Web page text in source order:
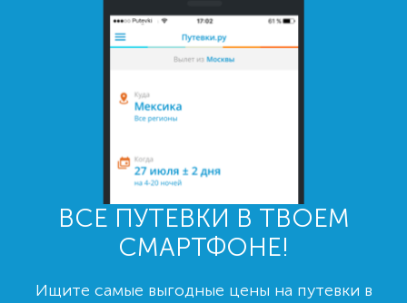
ВСЕ ПУТЕВКИ В ТВОЕМ
СМАРТФОНЕ!
Ищите самые выгодные цены на путевки в